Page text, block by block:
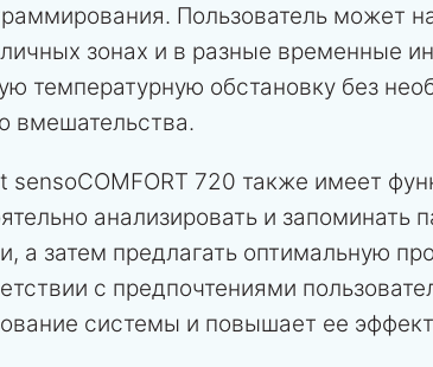
Пользователь может
зонах и в разные временные
температурную обстановку без
вмешательства.
sensoCOMFORT 720 также имеет
анализировать и запоминать
а затем предлагать оптимальную
с предпочтениями
системы и повышает ее